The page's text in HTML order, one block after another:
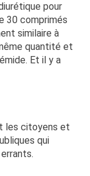
pour
30 comprimés
similaire à
quantité et
Et il y a
les citoyens et
qui